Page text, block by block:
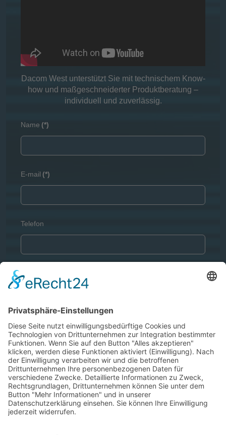
Dacom West unterstützt Sie mit technischem Know-
how und maßgeschneiderter Produktberatung –
individuell und zuverlässig.
Name (*)
E-mail (*)
Telefon
Captcha (*)
DSGVO (*)
Ich bestätige, dass ich dieDatenschutzerklärung
gelesen habe und mit der Verarbeitung meiner Daten
einverstanden bin.